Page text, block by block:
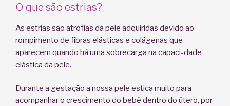
O que são estrias?
As estrias são atrofias da pele adquiridas devido ao
rompimento de fibras elásticas e colágenas que
aparecem quando há uma sobrecarga na capaci-dade
elástica da pele.
Durante a gestação a nossa pele estica muito para
acompanhar o crescimento do bebê dentro do útero, por